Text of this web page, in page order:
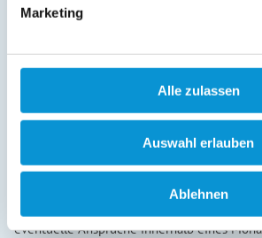
Marketing
Alle zulassen
Auswahl erlauben
Ablehnen
Schaden entstanden ist. 6. Pflichten des
Beanstandungen sind durch den Mieter
unverzüglich, innerhalb von 24 h,
verpflichtet sich, angezeigte und
angemessenen Frist zu beseitigen. Hierzu
berechtigte Interessen des Mieters nicht
Mieter trifft dabei gleichermaßen eine
Schadensminderungspflicht. 6.2 Sollte eine
eventuelle Ansprüche innerhalb eines